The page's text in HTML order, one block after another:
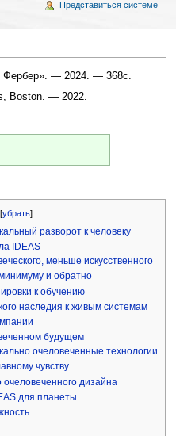
Фербер». — 2024. — 368с.
Boston. — 2022.
[убрать]
разворот к человеку
IDEAS
меньше искусственного
и обратно
к обучению
наследия к живым системам
будущем
очеловеченные технологии
чувству
дизайна
для планеты
Представиться системе